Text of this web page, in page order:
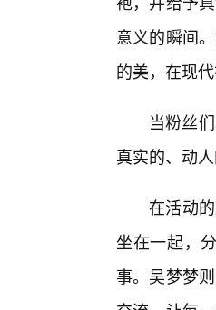
意义的瞬间
的美，在现
当粉丝
真实的、动人
在活动
坐在一起，
事。吴梦梦